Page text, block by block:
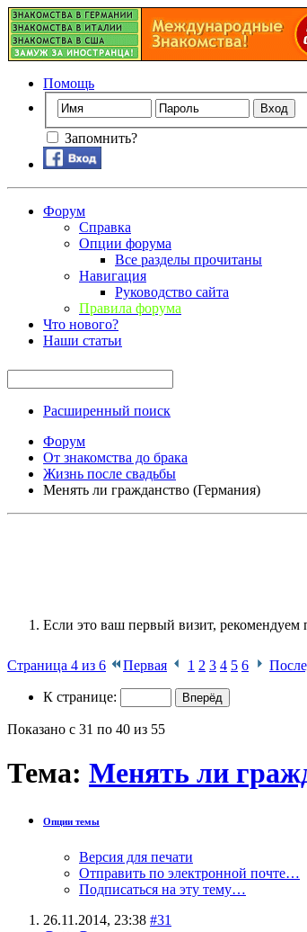
Помощь
Запомнить?
Форум
Справка
Опции форума
Все разделы прочитаны
Навигация
Руководство сайта
Правила форума
Что нового?
Наши статьи
Расширенный поиск
Форум
От знакомства до брака
Жизнь после свадьбы
Менять ли гражданство (Германия)
Если это ваш первый визит, рекомендуем
Страница 4 из 6 Первая 1 2 3 4 5 6
К странице:
Показано с 31 по 40 из 55
Тема: Менять ли
Опции темы
Версия для печати
Отправить по электронной почте…
Подписаться на эту тему…
26.11.2014, 23:38 #31